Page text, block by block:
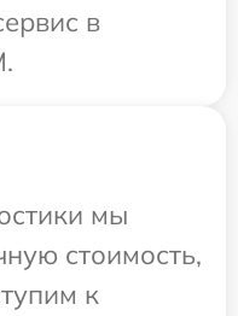
в
мы
стоимость,
к